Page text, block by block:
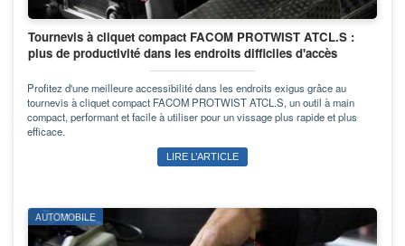
Tournevis à cliquet compact FACOM PROTWIST ATCL.S :
plus de productivité dans les endroits difficiles d'accès
Profitez d'une meilleure accessibilité dans les endroits exigus grâce au
tournevis à cliquet compact FACOM PROTWIST ATCL.S, un outil à main
compact, performant et facile à utiliser pour un vissage plus rapide et plus
efficace.
LIRE L’ARTICLE
AUTOMOBILE